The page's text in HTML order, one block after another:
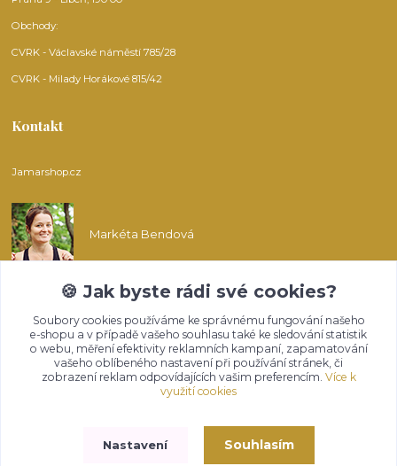
Obchody:
CVRK - Václavské náměstí 785/28
CVRK - Milady Horákové 815/42
Kontakt
Jamarshop.cz
Markéta Bendová
info@jamarshop.cz
🍪 Jak byste rádi své cookies?
Soubory cookies používáme ke správnému fungování našeho
e-shopu a v případě vašeho souhlasu také ke sledování statistik
o webu, měření efektivity reklamních kampaní, zapamatování
vašeho oblíbeného nastavení při používání stránek, či
zobrazení reklam odpovídajících vašim preferencím. Více k
využití cookies
Nastavení Souhlasím